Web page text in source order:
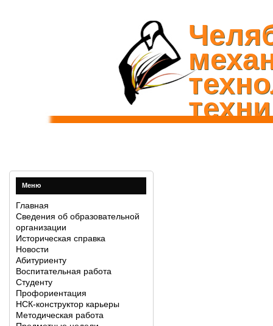
Меню
Главная
Сведения об образовательной
организации
Историческая справка
Новости
Абитуриенту
Воспитательная работа
Студенту
Профориентация
НСК-конструктор карьеры
Методическая работа